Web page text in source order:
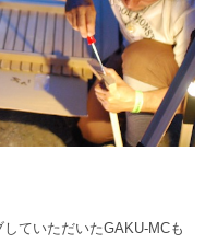
ていただいたGAKU-MCも